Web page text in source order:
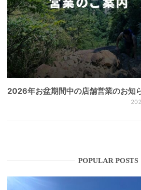
2026年お盆期間中の店舗営業のお知
POPULAR POSTS